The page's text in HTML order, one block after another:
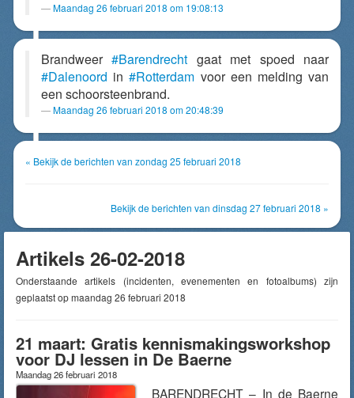
Maandag 26 februari 2018 om 19:08:13
Brandweer#Barendrecht gaat met spoed naar
#Dalenoord in#Rotterdam voor een melding van
een schoorsteenbrand.
Maandag 26 februari 2018 om 20:48:39
« Bekijk de berichten van zondag 25 februari 2018
Bekijk de berichten van dinsdag 27 februari 2018 »
Artikels 26-02-2018
Onderstaande artikels (incidenten, evenementen en fotoalbums) zijn
geplaatst op maandag 26 februari 2018
21 maart: Gratis kennismakingsworkshop
voor DJ lessen in De Baerne
Maandag 26 februari 2018
BARENDRECHT – In de Baerne